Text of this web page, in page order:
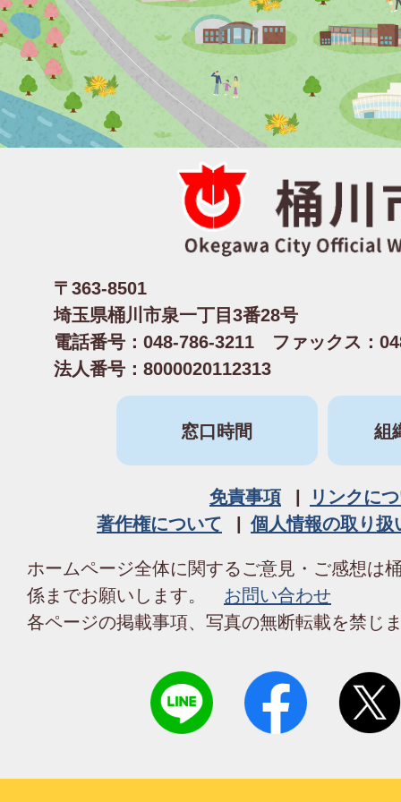
〒363-8501
埼玉県桶川市泉一丁目3番28号
電話番号：048-786-3211 ファックス：
法人番号：8000020112313
窓口時間 組
免責事項
リンクに
著作権について
個人情報の取り扱
ホームページ全体に関するご意見・ご感想は
係までお願いします。 お問い合わせ
各ページの掲載事項、写真の無断転載を禁じ